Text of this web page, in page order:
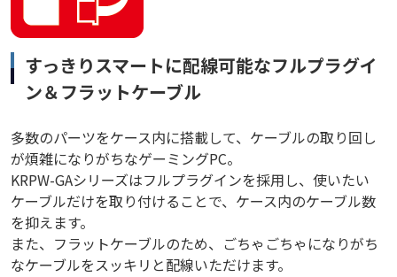
すっきりスマートに配線可能なフルプラグイ
ン＆フラットケーブル
多数のパーツをケース内に搭載して、ケーブルの取り回し
が煩雑になりがちなゲーミングPC。
KRPW-GAシリーズはフルプラグインを採用し、使いたい
ケーブルだけを取り付けることで、ケース内のケーブル数
を抑えます。
また、フラットケーブルのため、ごちゃごちゃになりがち
なケーブルをスッキリと配線いただけます。